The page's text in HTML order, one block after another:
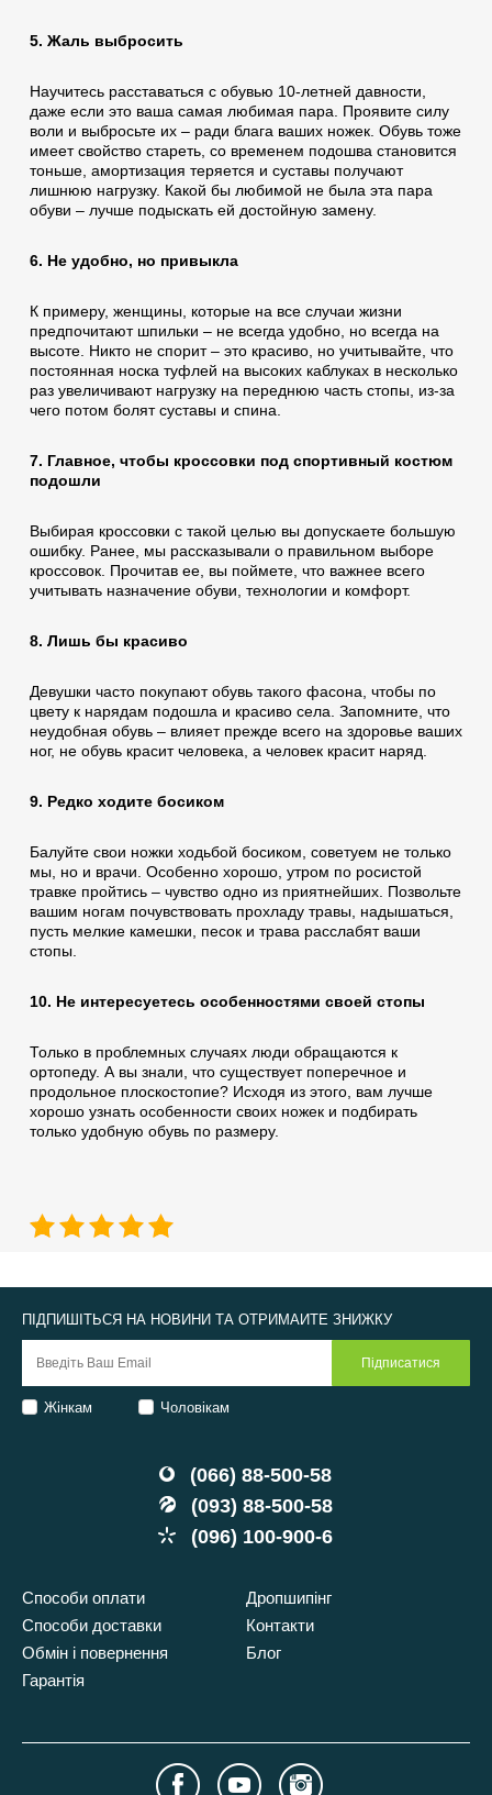
5. Жаль выбросить
Научитесь расставаться с обувью 10-летней давности,
даже если это ваша самая любимая пара. Проявите силу
воли и выбросьте их – ради блага ваших ножек. Обувь тоже
имеет свойство стареть, со временем подошва становится
тоньше, амортизация теряется и суставы получают
лишнюю нагрузку. Какой бы любимой не была эта пара
обуви – лучше подыскать ей достойную замену.
6. Не удобно, но привыкла
К примеру, женщины, которые на все случаи жизни
предпочитают шпильки – не всегда удобно, но всегда на
высоте. Никто не спорит – это красиво, но учитывайте, что
постоянная носка туфлей на высоких каблуках в несколько
раз увеличивают нагрузку на переднюю часть стопы, из-за
чего потом болят суставы и спина.
7. Главное, чтобы кроссовки под спортивный костюм
подошли
Выбирая кроссовки с такой целью вы допускаете большую
ошибку. Ранее, мы рассказывали о правильном выборе
кроссовок. Прочитав ее, вы поймете, что важнее всего
учитывать назначение обуви, технологии и комфорт.
8. Лишь бы красиво
Девушки часто покупают обувь такого фасона, чтобы по
цвету к нарядам подошла и красиво села. Запомните, что
неудобная обувь – влияет прежде всего на здоровье ваших
ног, не обувь красит человека, а человек красит наряд.
9. Редко ходите босиком
Балуйте свои ножки ходьбой босиком, советуем не только
мы, но и врачи. Особенно хорошо, утром по росистой
травке пройтись – чувство одно из приятнейших. Позвольте
вашим ногам почувствовать прохладу травы, надышаться,
пусть мелкие камешки, песок и трава расслабят ваши
стопы.
10. Не интересуетесь особенностями своей стопы
Только в проблемных случаях люди обращаются к
ортопеду. А вы знали, что существует поперечное и
продольное плоскостопие? Исходя из этого, вам лучше
хорошо узнать особенности своих ножек и подбирать
только удобную обувь по размеру.
(066) 88-500-58
(093) 88-500-58
(096) 100-900-6
Способи оплати
Способи доставки
Обмін і повернення
Гарантія
Дропшипінг
Контакти
Блог
ПІДПИШІТЬСЯ НА НОВИНИ ТА ОТРИМАЙТЕ ЗНИЖКУ
Жінкам Чоловікам